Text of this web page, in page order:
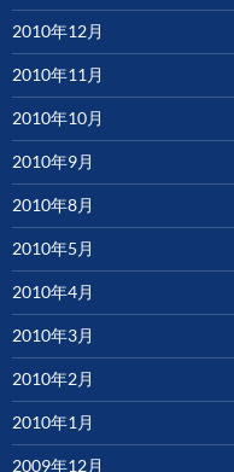
2010年12月
2010年11月
2010年10月
2010年9月
2010年8月
2010年5月
2010年4月
2010年3月
2010年2月
2010年1月
2009年12月